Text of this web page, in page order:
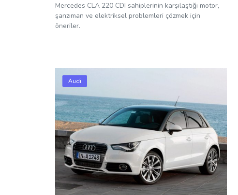
Mercedes CLA 220 CDI sahiplerinin karşılaştığı motor,
şanzıman ve elektriksel problemleri çözmek için
öneriler.
Audi